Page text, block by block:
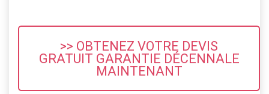
>> OBTENEZ VOTRE DEVIS
GRATUIT GARANTIE DÉCENNALE
MAINTENANT